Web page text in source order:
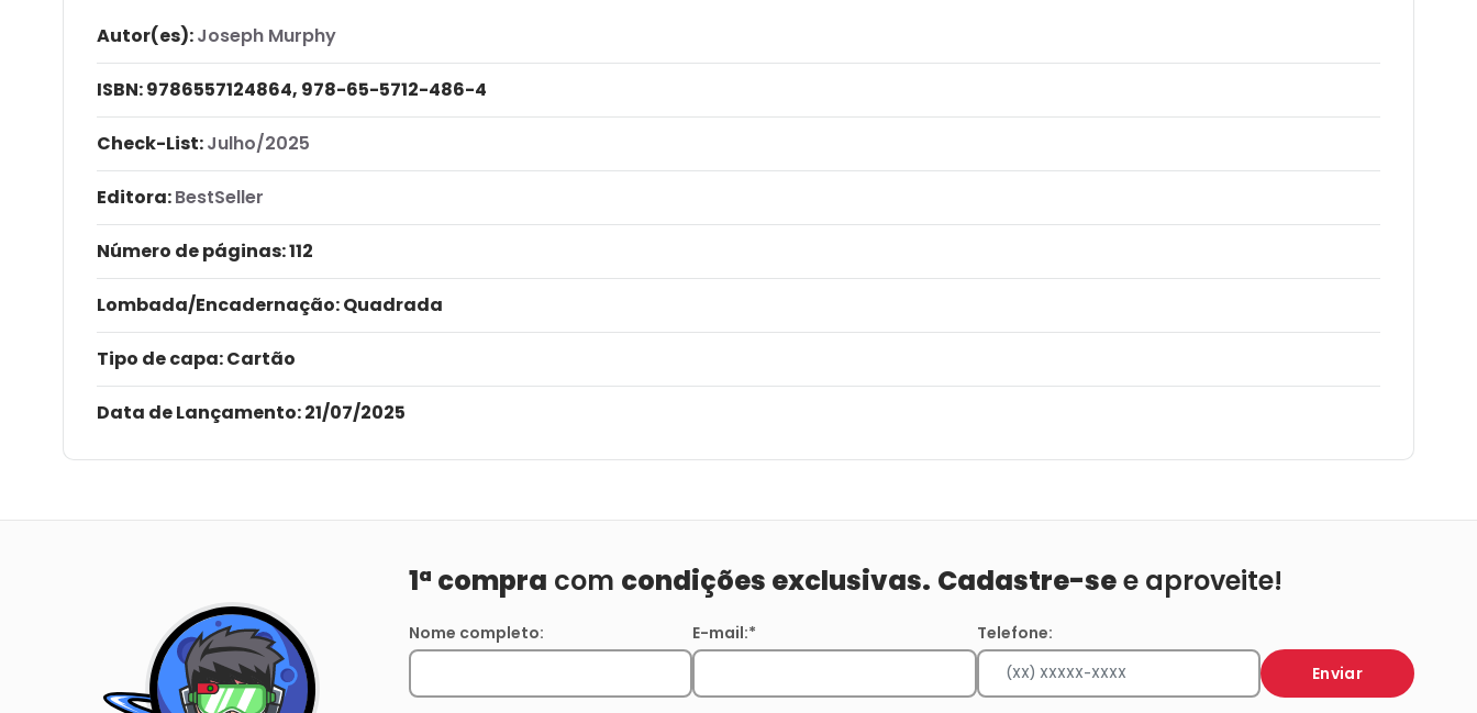
Autor(es):Joseph Murphy
ISBN:9786557124864, 978-65-5712-486-4
Check-List:Julho/2025
Editora:BestSeller
Número de páginas: 112
Lombada/Encadernação: Quadrada
Tipo de capa:Cartão
Data de Lançamento:21/07/2025